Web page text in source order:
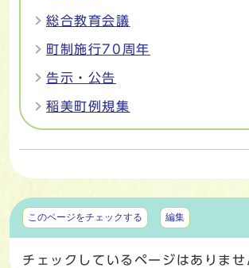
総合教育会議
町制施行70周年
告示・公告
稲美町例規集
マイページ
このページをチェックする 編集
チェックしているページはありませ